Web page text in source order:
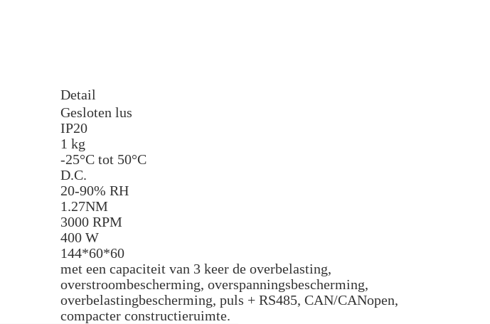
Detail
Gesloten lus
IP20
1 kg
-25°C tot 50°C
D.C.
20-90% RH
1.27NM
3000 RPM
400 W
144*60*60
met een capaciteit van 3 keer de overbelasting,
overstroombescherming, overspanningsbescherming,
overbelastingbescherming, puls + RS485, CAN/CANopen,
compacter constructieruimte.